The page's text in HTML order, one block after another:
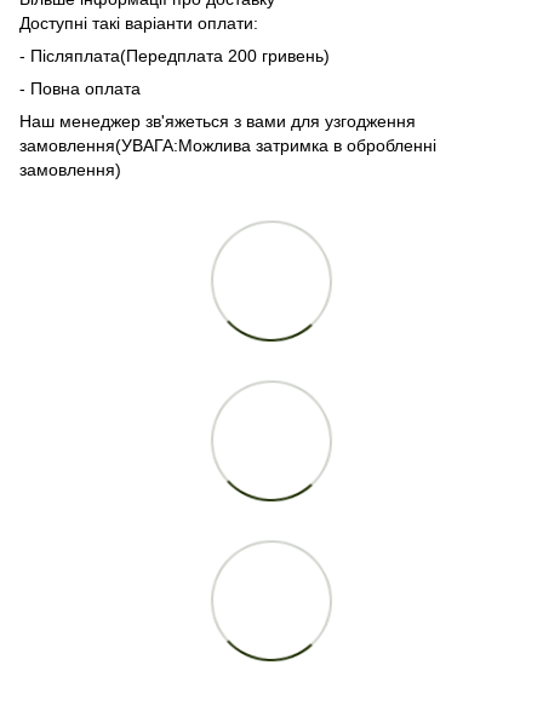
Доступні такі варіанти оплати:
- Післяплата(Передплата 200 гривень)
- Повна оплата
Наш менеджер зв'яжеться з вами для узгодження
замовлення(УВАГА:Можлива затримка в обробленні
замовлення)